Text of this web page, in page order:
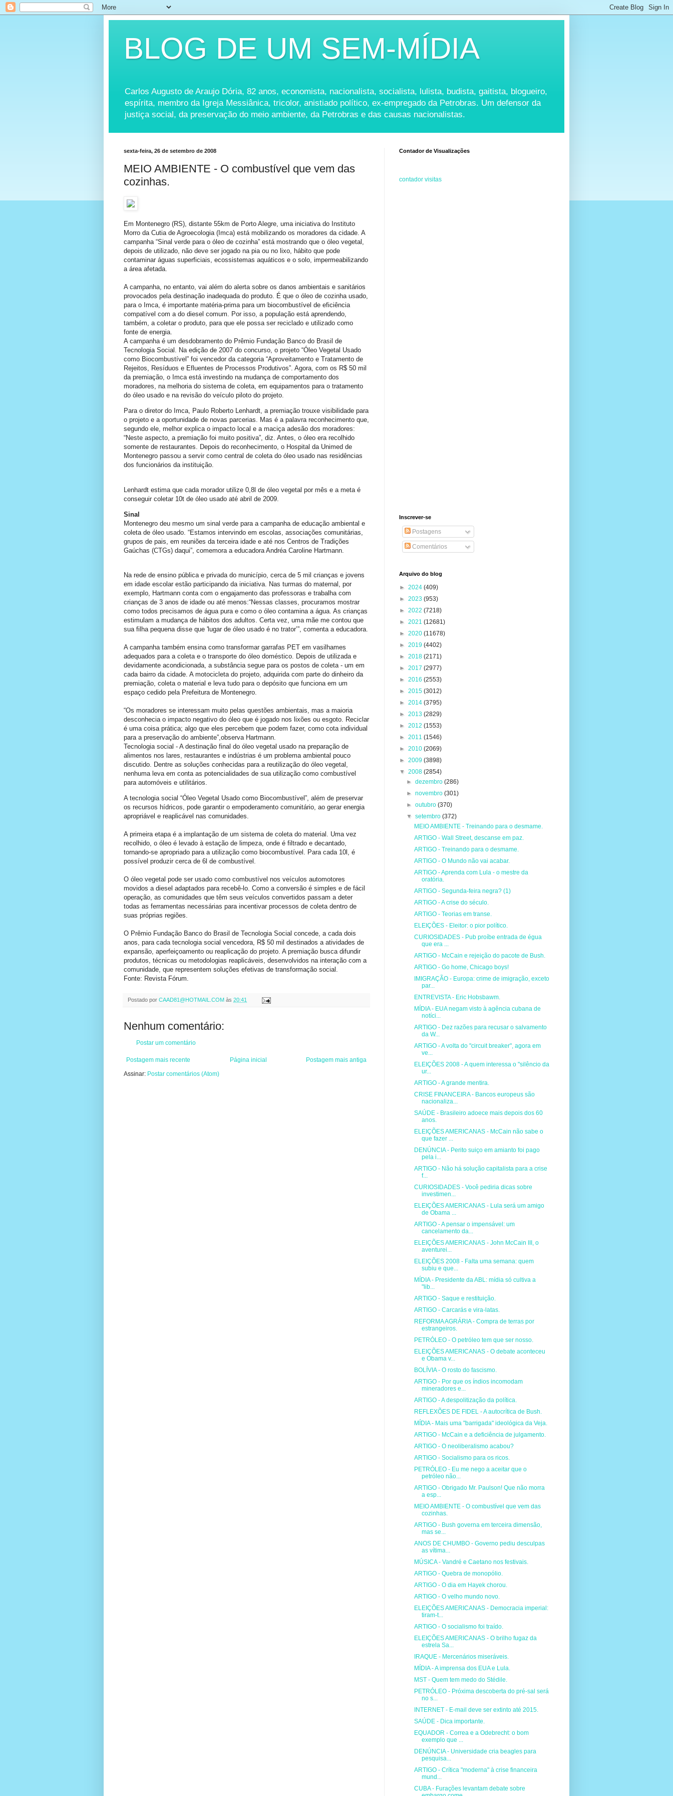
BLOG DE UM SEM-MÍDIA
Carlos Augusto de Araujo Dória, 82 anos, economista, nacionalista, socialista, lulista, budista, gaitista, blogueiro,
espírita, membro da Igreja Messiânica, tricolor, anistiado político, ex-empregado da Petrobras. Um defensor da
justiça social, da preservação do meio ambiente, da Petrobras e das causas nacionalistas.
sexta-feira, 26 de setembro de 2008
MEIO AMBIENTE - O combustível que vem das
cozinhas.
Em Montenegro (RS), distante 55km de Porto Alegre, uma iniciativa do Instituto
Morro da Cutia de Agroecologia (Imca) está mobilizando os moradores da cidade. A
campanha “Sinal verde para o óleo de cozinha” está mostrando que o óleo vegetal,
depois de utilizado, não deve ser jogado na pia ou no lixo, hábito que pode
contaminar águas superficiais, ecossistemas aquáticos e o solo, impermeabilizando
a área afetada.
A campanha, no entanto, vai além do alerta sobre os danos ambientais e sanitários
provocados pela destinação inadequada do produto. É que o óleo de cozinha usado,
para o Imca, é importante matéria-prima para um biocombustível de eficiência
compatível com a do diesel comum. Por isso, a população está aprendendo,
também, a coletar o produto, para que ele possa ser reciclado e utilizado como
fonte de energia.
A campanha é um desdobramento do Prêmio Fundação Banco do Brasil de
Tecnologia Social. Na edição de 2007 do concurso, o projeto “Óleo Vegetal Usado
como Biocombustível” foi vencedor da categoria “Aproveitamento e Tratamento de
Rejeitos, Resíduos e Efluentes de Processos Produtivos”. Agora, com os R$ 50 mil
da premiação, o Imca está investindo na mudança de comportamento dos
moradores, na melhoria do sistema de coleta, em equipamentos para o tratamento
do óleo usado e na revisão do veículo piloto do projeto.
Para o diretor do Imca, Paulo Roberto Lenhardt, a premiação trouxe visibilidade para
o projeto e a oportunidade de novas parcerias. Mas é a palavra reconhecimento que,
segundo ele, melhor explica o impacto local e a maciça adesão dos moradores:
“Neste aspecto, a premiação foi muito positiva”, diz. Antes, o óleo era recolhido
somente de restaurantes. Depois do reconhecimento, o Hospital da Unimed de
Montenegro passou a servir como central de coleta do óleo usado nas residências
dos funcionários da instituição.
Lenhardt estima que cada morador utilize 0,8l de óleo vegetal por mês e a meta é
conseguir coletar 10t de óleo usado até abril de 2009.
Sinal
Montenegro deu mesmo um sinal verde para a campanha de educação ambiental e
coleta de óleo usado. “Estamos intervindo em escolas, associações comunitárias,
grupos de pais, em reuniões da terceira idade e até nos Centros de Tradições
Gaúchas (CTGs) daqui”, comemora a educadora Andréa Caroline Hartmann.
Na rede de ensino pública e privada do município, cerca de 5 mil crianças e jovens
em idade escolar estão participando da iniciativa. Nas turmas do maternal, por
exemplo, Hartmann conta com o engajamento das professoras e trabalha com
crianças de 3 anos de idade ou até menos:“Nessas classes, procuramos mostrar
como todos precisamos de água pura e como o óleo contamina a água. As crianças
estimulam a mudança de hábitos dos adultos. Certa vez, uma mãe me contou que
sua filha pequena disse que 'lugar de óleo usado é no trator’”, comenta a educadora.
A campanha também ensina como transformar garrafas PET em vasilhames
adequados para a coleta e o transporte do óleo doméstico. Depois de utilizada e
devidamente acondicionada, a substância segue para os postos de coleta - um em
cada bairro da cidade. A motocicleta do projeto, adquirida com parte do dinheiro da
premiação, coleta o material e leva tudo para o depósito que funciona em um
espaço cedido pela Prefeitura de Montenegro.
“Os moradores se interessam muito pelas questões ambientais, mas a maioria
desconhecia o impacto negativo do óleo que é jogado nos lixões ou esgoto. Reciclar
é uma coisa prática; algo que eles percebem que podem fazer, como cota individual
para a preservação do ambiente”,observa Hartmann.
Tecnologia social - A destinação final do óleo vegetal usado na preparação de
alimentos nos lares, restaurantes e indústrias é um problema ambiental pouco
discutido. Dentre as soluções conhecidas para a reutilização do óleo vegetal,
nenhuma leva em conta as potencialidades de sua utilização como combustível
para automóveis e utilitários.
A tecnologia social “Óleo Vegetal Usado como Biocombustível”, além de preservar
os recursos hídricos, pode garantir o empoderamento comunitário, ao gerar energia
apropriável e reaplicável nas comunidades.
A primeira etapa é a implantação de um sistema de coleta do material. Uma vez
recolhido, o óleo é levado à estação de limpeza, onde é filtrado e decantado,
tornando-se apropriado para a utilização como biocombustível. Para cada 10l, é
possível produzir cerca de 6l de combustível.
O óleo vegetal pode ser usado como combustível nos veículos automotores
movidos a diesel adaptados para recebê-lo. Como a conversão é simples e de fácil
operação, as comunidades que têm seus veículos convertidos passam a deter
todas as ferramentas necessárias para incentivar processos de coleta dentro de
suas próprias regiões.
O Prêmio Fundação Banco do Brasil de Tecnologia Social concede, a cada dois
anos, para cada tecnologia social vencedora, R$ 50 mil destinados a atividades de
expansão, aperfeiçoamento ou reaplicação do projeto. A premiação busca difundir
produtos, técnicas ou metodologias reaplicáveis, desenvolvidos na interação com a
comunidade, que representem soluções efetivas de transformação social.
Fonte: Revista Fórum.
Postado por CAAD81@HOTMAIL.COM às 20:41
Nenhum comentário:
Postar um comentário
Postagem mais recente Postagem mais antiga
Página inicial
Assinar: Postar comentários (Atom)
Contador de Visualizações
contador visitas
Inscrever-se
Postagens
Comentários
Arquivo do blog
► 2024 (409)
► 2023 (953)
► 2022 (7218)
► 2021 (12681)
► 2020 (11678)
► 2019 (4402)
► 2018 (2171)
► 2017 (2977)
► 2016 (2553)
► 2015 (3012)
► 2014 (3795)
► 2013 (2829)
► 2012 (1553)
► 2011 (1546)
► 2010 (2069)
► 2009 (3898)
▼ 2008 (2854)
►dezembro(286)
►novembro(301)
►outubro(370)
▼setembro(372)
MEIO AMBIENTE - Treinando para o desmame.
ARTIGO - Wall Street, descanse em paz.
ARTIGO - Treinando para o desmame.
ARTIGO - O Mundo não vai acabar.
ARTIGO - Aprenda com Lula - o mestre da
oratória.
ARTIGO - Segunda-feira negra? (1)
ARTIGO - A crise do século.
ARTIGO - Teorias em transe.
ELEIÇÕES - Eleitor: o pior político.
CURIOSIDADES - Pub proíbe entrada de égua
que era ...
ARTIGO - McCain e rejeição do pacote de Bush.
ARTIGO - Go home, Chicago boys!
IMIGRAÇÃO - Europa: crime de imigração, exceto
par...
ENTREVISTA - Eric Hobsbawm.
MÍDIA - EUA negam visto à agência cubana de
notíci...
ARTIGO - Dez razões para recusar o salvamento
da W...
ARTIGO - A volta do "circuit breaker", agora em
ve...
ELEIÇÕES 2008 - A quem interessa o "silêncio da
ur...
ARTIGO - A grande mentira.
CRISE FINANCEIRA - Bancos europeus são
nacionaliza...
SAÚDE - Brasileiro adoece mais depois dos 60
anos.
ELEIÇÕES AMERICANAS - McCain não sabe o
que fazer ...
DENÚNCIA - Perito suiço em amianto foi pago
pela i...
ARTIGO - Não há solução capitalista para a crise
f...
CURIOSIDADES - Você pediria dicas sobre
investimen...
ELEIÇÕES AMERICANAS - Lula será um amigo
de Obama ...
ARTIGO - A pensar o impensável: um
cancelamento da...
ELEIÇÕES AMERICANAS - John McCain III, o
aventurei...
ELEIÇÕES 2008 - Falta uma semana: quem
subiu e que...
MÍDIA - Presidente da ABL: mídia só cultiva a
"lib...
ARTIGO - Saque e restituição.
ARTIGO - Carcarás e vira-latas.
REFORMA AGRÁRIA - Compra de terras por
estrangeiros.
PETRÓLEO - O petróleo tem que ser nosso.
ELEIÇÕES AMERICANAS - O debate aconteceu
e Obama v...
BOLÍVIA - O rosto do fascismo.
ARTIGO - Por que os índios incomodam
mineradores e...
ARTIGO - A despolitização da política.
REFLEXÕES DE FIDEL - A autocrítica de Bush.
MÍDIA - Mais uma "barrigada" ideológica da Veja.
ARTIGO - McCain e a deficiência de julgamento.
ARTIGO - O neoliberalismo acabou?
ARTIGO - Socialismo para os ricos.
PETRÓLEO - Eu me nego a aceitar que o
petróleo não...
ARTIGO - Obrigado Mr. Paulson! Que não morra
a esp...
MEIO AMBIENTE - O combustível que vem das
cozinhas.
ARTIGO - Bush governa em terceira dimensão,
mas se...
ANOS DE CHUMBO - Governo pediu desculpas
as vítima...
MÚSICA - Vandré e Caetano nos festivais.
ARTIGO - Quebra de monopólio.
ARTIGO - O dia em Hayek chorou.
ARTIGO - O velho mundo novo.
ELEIÇÕES AMERICANAS - Democracia imperial:
tiram-t...
ARTIGO - O socialismo foi traído.
ELEIÇÕES AMERICANAS - O brilho fugaz da
estrela Sa...
IRAQUE - Mercenários miseráveis.
MÍDIA - A imprensa dos EUA e Lula.
MST - Quem tem medo do Stédile.
PETRÓLEO - Próxima descoberta do pré-sal será
no s...
INTERNET - E-mail deve ser extinto até 2015.
SAÚDE - Dica importante.
EQUADOR - Correa e a Odebrecht: o bom
exemplo que ...
DENÚNCIA - Universidade cria beagles para
pesquisa...
ARTIGO - Crítica "moderna" à crise financeira
mund...
CUBA - Furações levantam debate sobre